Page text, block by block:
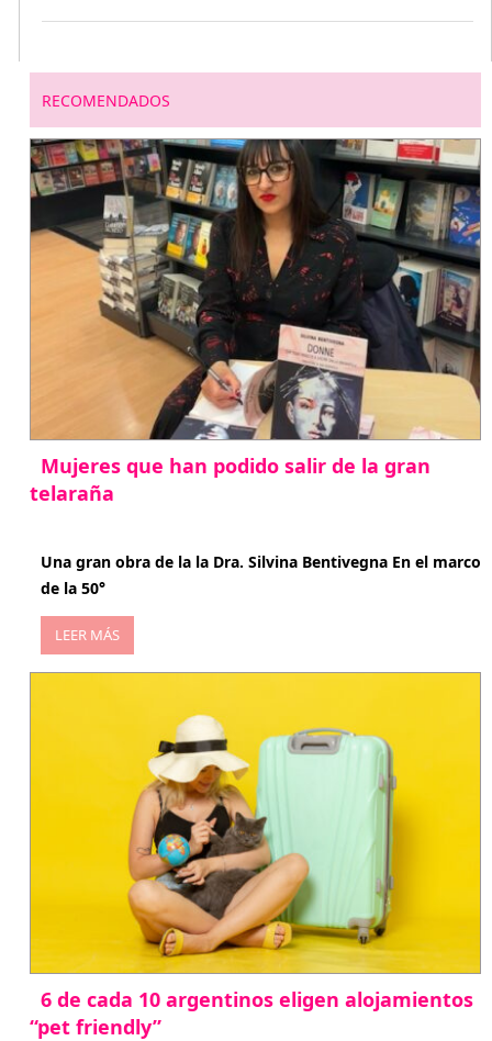
RECOMENDADOS
Mujeres que han podido salir de la gran
telaraña
Una gran obra de la la Dra. Silvina Bentivegna En el marco
de la 50°
LEER MÁS
6 de cada 10 argentinos eligen alojamientos
“pet friendly”